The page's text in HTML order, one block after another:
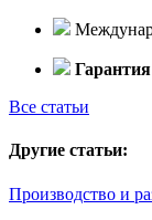
Все статьи
Другие статьи:
Производство и